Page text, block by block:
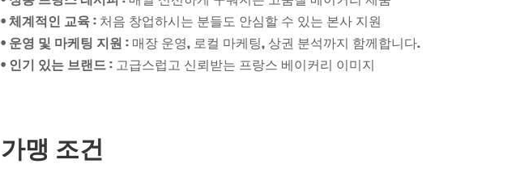
• 체계적인 교육: 처음 창업하시는 분들도 안심할 수 있는 본사 지원
• 운영 및 마케팅 지원 : 매장 운영, 로컬 마케팅, 상권 분석까지 함께합니다.
• 인기 있는 브랜드: 고급스럽고 신뢰받는 프랑스 베이커리 이미지
가맹 조건